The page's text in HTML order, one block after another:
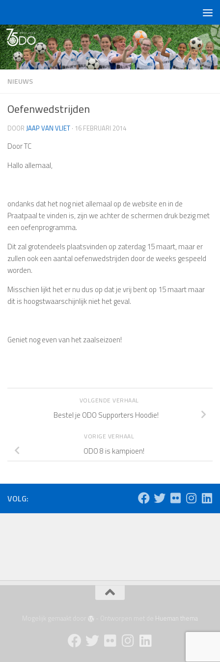
NIEUWS
Oefenwedstrijden
DOOR JAAP VAN VLIET · 16 FEBRUARI 2014
Door TC
Hallo allemaal,
ondanks dat het nog niet allemaal op de website en in de
Praatpaal te vinden is, zijn we achter de schermen druk bezig met
een oefenprogramma.
Dit zal grotendeels plaatsvinden op zaterdag 15 maart, maar er
zullen ook een aantal oefenwedstrijden door de weeks gespeeld
worden.
Misschien lijkt het er nu dus op dat je vrij bent op 15 maart maar
dit is hoogstwaarschijnlijk niet het geval.
Geniet nog even van het zaalseizoen!
VOLGENDE VERHAAL
Bestel je ODO Supporters Hoodie!
VORIGE VERHAAL
ODO 8 is kampioen!
VOLG:
Mogelijk gemaakt door - Ontworpen met de Hueman thema